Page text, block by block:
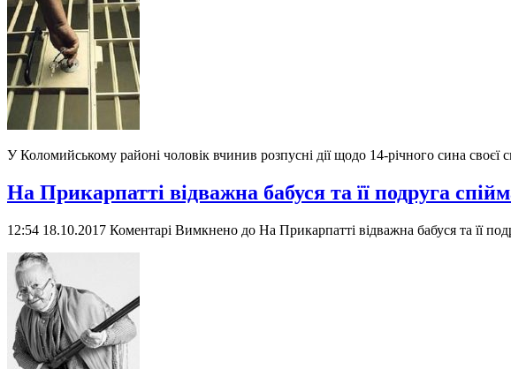
У Коломийському районі чоловік вчинив розпусні дії щодо 14-річного сина своєї
На Прикарпатті відважна бабуся та її подруга
12:54 18.10.2017 Коментарі Вимкнено до На Прикарпатті відважна бабуся та її